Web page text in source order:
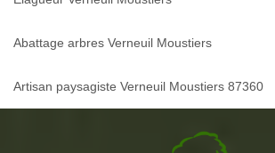
Abattage arbres Verneuil Moustiers
Artisan paysagiste Verneuil Moustiers 87360